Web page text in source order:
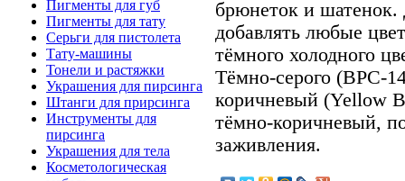
Пигменты для губ
Пигменты для тату
Серьги для пистолета
Тату-машины
Тонели и растяжки
Украшения для пирсинга
Штанги для прирсинга
Инструменты для
пирсинга
Украшения для тела
Косметологическая
брюнеток и шатенок.
добавлять любые
тёмного холодного
Тёмно-серого (BPC-
коричневый (Yellow
тёмно-коричневый,
заживления.